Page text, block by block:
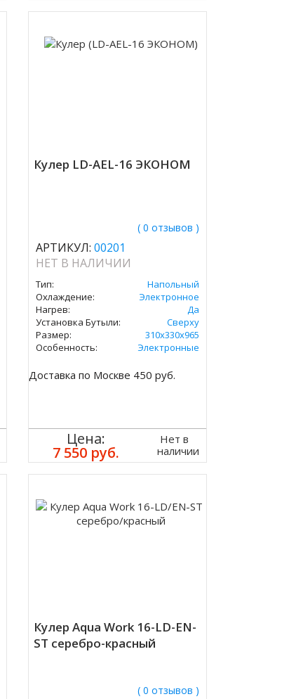
Кулер LD-AEL-16 ЭКОНОМ
( 0 отзывов )
АРТИКУЛ: 00201
НЕТ В НАЛИЧИИ
Тип:
Напольный
Охлаждение:
Электронное
Нагрев:
Да
Установка Бутыли:
Сверху
Размер:
310х330х965
Особенность:
Электронные
Доставка по Москве 450 руб.
Цена:
7 550 руб.
Нет в
наличии
Кулер Aqua Work 16-LD-EN-
ST серебро-красный
( 0 отзывов )